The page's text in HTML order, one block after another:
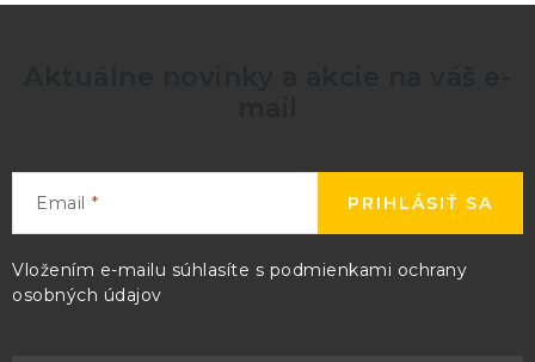
Email
Vložením e-mailu súhlasíte s podmienkami ochrany
osobných údajov
PRIHLÁSIŤ SA